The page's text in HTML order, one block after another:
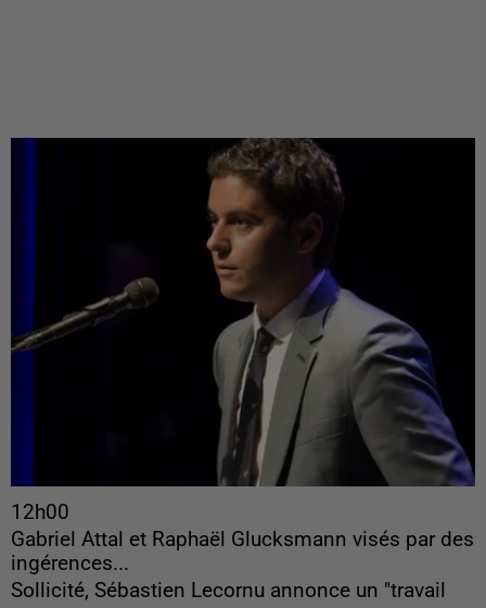
12h00
Gabriel Attal et Raphaël Glucksmann visés par des
ingérences...
Sollicité, Sébastien Lecornu annonce un "travail